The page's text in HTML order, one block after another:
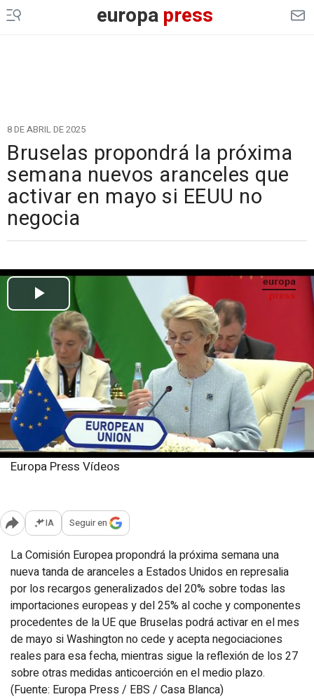
europapress
8 DE ABRIL DE 2025
Bruselas propondrá la próxima
semana nuevos aranceles que
activar en mayo si EEUU no
negocia
Europa Press Vídeos
Abrir opciones para compartir
IA Seguir en
La Comisión Europea propondrá la próxima semana una
nueva tanda de aranceles a Estados Unidos en represalia
por los recargos generalizados del 20% sobre todas las
importaciones europeas y del 25% al coche y componentes
procedentes de la UE que Bruselas podrá activar en el mes
de mayo si Washington no cede y acepta negociaciones
reales para esa fecha, mientras sigue la reflexión de los 27
sobre otras medidas anticoerción en el medio plazo.
(Fuente: Europa Press / EBS / Casa Blanca)